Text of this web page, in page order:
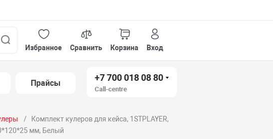
Избранное
Сравнить Корзина Вход
Прайсы
+7 700 018 08 80
Call-centre
Комплект кулеров для кейса, 1STPLAYER,
мм, Белый